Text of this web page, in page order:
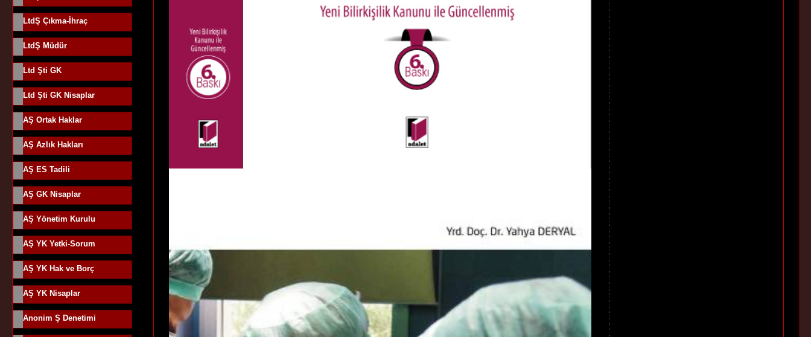
LtdŞ Çıkma-İhraç
LtdŞ Müdür
Ltd Şti GK
Ltd Şti GK Nisaplar
AŞ Ortak Haklar
AŞ Azlık Hakları
AŞ ES Tadili
AŞ GK Nisaplar
AŞ Yönetim Kurulu
AŞ YK Yetki-Sorum
AŞ YK Hak ve Borç
AŞ YK Nisaplar
Anonim Ş Denetimi